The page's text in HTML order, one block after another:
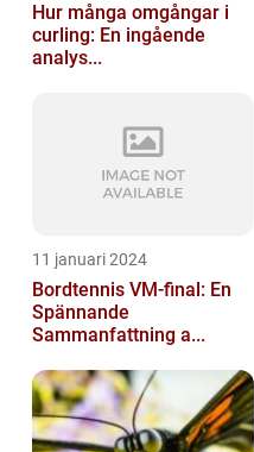
Hur många omgångar i
curling: En ingående
analys...
11 januari 2024
Bordtennis VM-final: En
Spännande
Sammanfattning a...